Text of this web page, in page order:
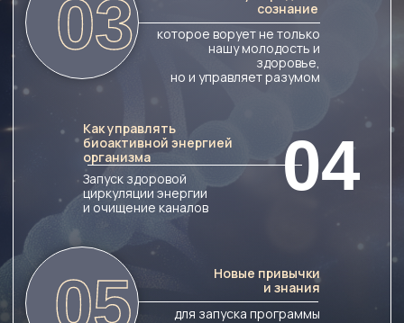
Простую
и эффективную схему
оздоровления
и регенерации
Рабочий рецепт
внедрить в жизнь
После прохождения,
вы получите